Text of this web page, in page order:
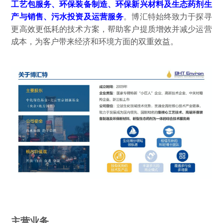
工艺包服务、环保装备制造、环保新兴材料及生态药剂生
产与销售、污水投资及运营服务。博汇特始终致力于探寻
更高效更低耗的技术方案，帮助客户提质增效并减少运营
成本，为客户带来经济和环境方面的双重效益。